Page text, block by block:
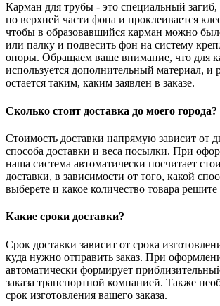
Карман для трубы - это специальный загиб,
по верхней части фона и проклеивается
чтобы в образовавшийся карман можно
или палку и подвесить фон на систему
опоры. Обращаем ваше внимание, что для
используется дополнительный материал, и
остается таким, каким заявлен в заказе.
Сколько стоит доставка до моего города?
Стоимость доставки напрямую зависит от
способа доставки и веса посылки. При
наша система автоматически посчитает
доставки, в зависимости от того, какой
выберете и какое количество товара
Какие сроки доставки?
Срок доставки зависит от срока
куда нужно отправить заказ. При
автоматически формирует
заказа транспортной компанией. Также
срок изготовления вашего заказа.